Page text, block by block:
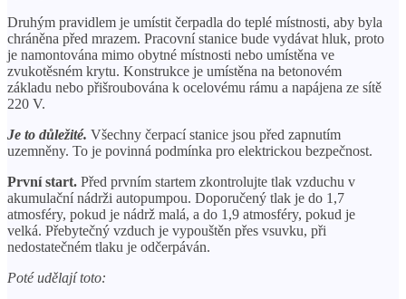
Druhým pravidlem je umístit čerpadla do teplé místnosti, aby byla
chráněna před mrazem. Pracovní stanice bude vydávat hluk, proto
je namontována mimo obytné místnosti nebo umístěna ve
zvukotěsném krytu. Konstrukce je umístěna na betonovém
základu nebo přišroubována k ocelovému rámu a napájena ze sítě
220 V.
Je to důležité. Všechny čerpací stanice jsou před zapnutím
uzemněny. To je povinná podmínka pro elektrickou bezpečnost.
První start. Před prvním startem zkontrolujte tlak vzduchu v
akumulační nádrži autopumpou. Doporučený tlak je do 1,7
atmosféry, pokud je nádrž malá, a do 1,9 atmosféry, pokud je
velká. Přebytečný vzduch je vypouštěn přes vsuvku, při
nedostatečném tlaku je odčerpáván.
Poté udělají toto: